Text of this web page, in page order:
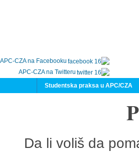
APC-CZA na Facebooku
APC-CZA na Twitteru
Studentska praksa u APC/CZA
Da li voliš da